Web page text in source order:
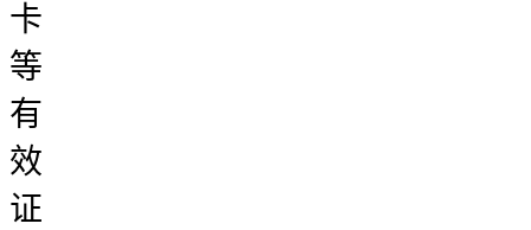
卡
等
有
效
证